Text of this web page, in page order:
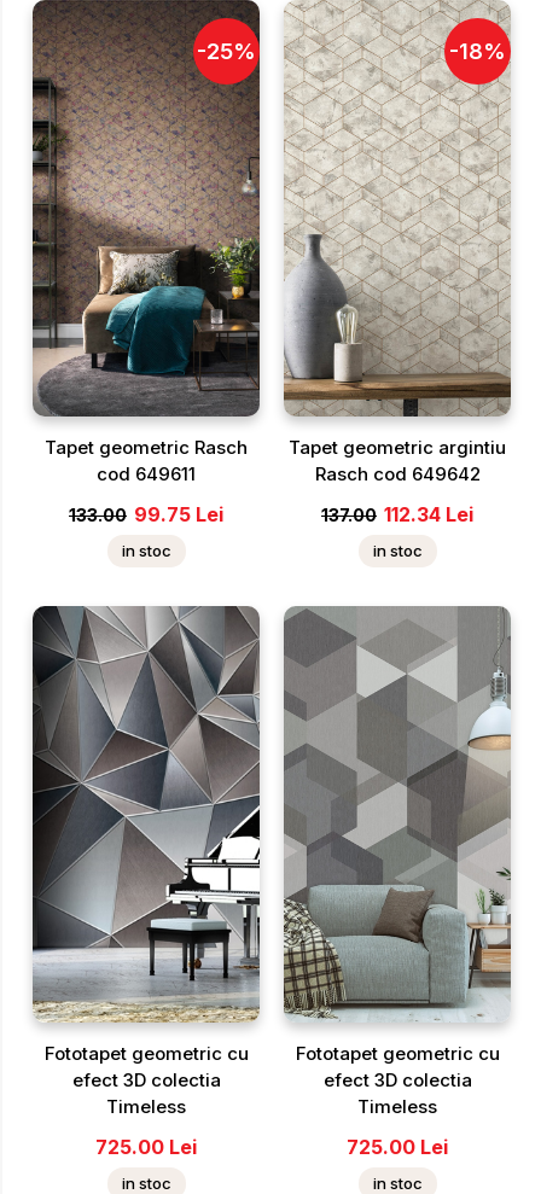
-25%
Tapet geometric Rasch
cod 649611
133.00 99.75 Lei
in stoc
-18%
Tapet geometric argintiu
Rasch cod 649642
137.00 112.34 Lei
in stoc
Fototapet geometric cu
efect 3D colectia
Timeless
725.00 Lei
in stoc
Fototapet geometric cu
efect 3D colectia
Timeless
725.00 Lei
in stoc